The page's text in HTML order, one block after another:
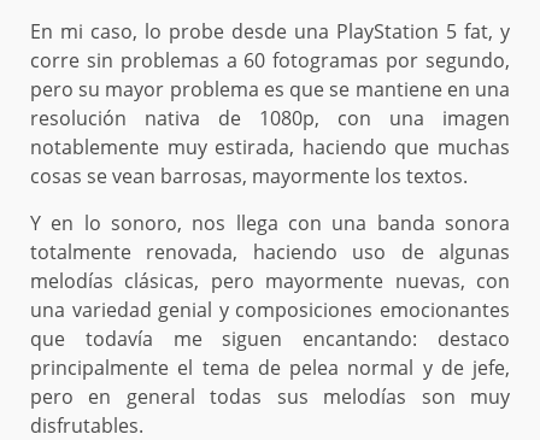
En mi caso, lo probe desde una PlayStation 5 fat, y
corre sin problemas a 60 fotogramas por segundo,
pero su mayor problema es que se mantiene en una
resolución nativa de 1080p, con una imagen
notablemente muy estirada, haciendo que muchas
cosas se vean barrosas, mayormente los textos.
Y en lo sonoro, nos llega con una banda sonora
totalmente renovada, haciendo uso de algunas
melodías clásicas, pero mayormente nuevas, con
una variedad genial y composiciones emocionantes
que todavía me siguen encantando: destaco
principalmente el tema de pelea normal y de jefe,
pero en general todas sus melodías son muy
disfrutables.